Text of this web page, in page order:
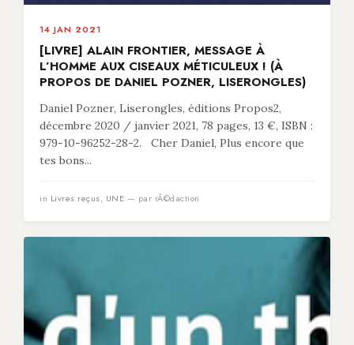
14 JAN 2021
[LIVRE] ALAIN FRONTIER, MESSAGE À
L’HOMME AUX CISEAUX MÉTICULEUX ! (À
PROPOS DE DANIEL POZNER, LISERONGLES)
Daniel Pozner, Liserongles, éditions Propos2,
décembre 2020 / janvier 2021, 78 pages, 13 €, ISBN :
979-10-96252-28-2. Cher Daniel, Plus encore que
tes bons...
in Livres reçus, UNE — par rÃ©daction